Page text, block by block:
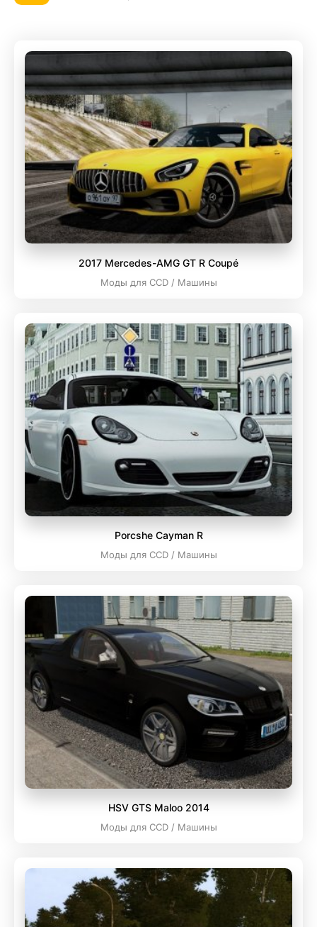
2017 Mercedes-AMG GT R Coupé
Моды для CCD / Машины
Porcshe Cayman R
Моды для CCD / Машины
HSV GTS Maloo 2014
Моды для CCD / Машины